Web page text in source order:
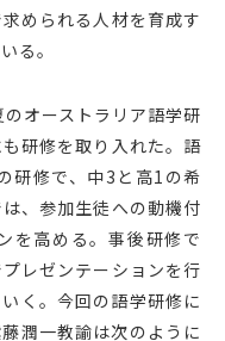
められる人材を育成す
る。
オーストラリア語学研
研修を取り入れた。語
研修で、中3と高1の希
、参加生徒への動機付
を高める。事後研修で
レゼンテーションを行
く。今回の語学研修に
潤一教諭は次のように